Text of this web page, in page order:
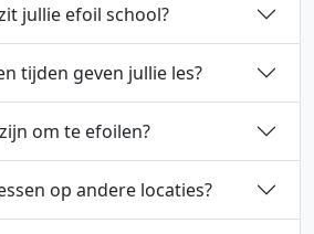
jullie efoil school?
tijden geven jullie les?
om te efoilen?
op andere locaties?